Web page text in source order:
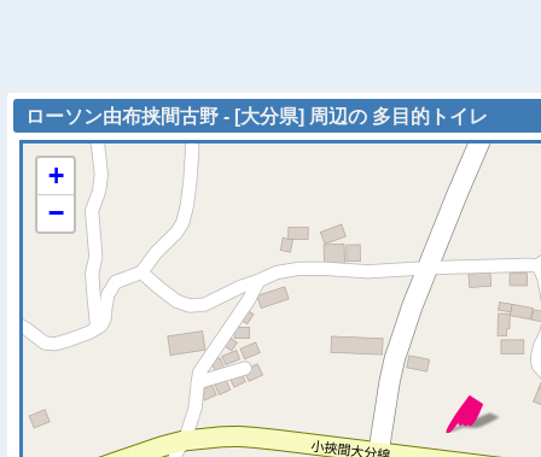
ローソン由布挟間古野 - [大分県] 周辺の 多目的トイレ
※ マップを検索、表示中
+
−